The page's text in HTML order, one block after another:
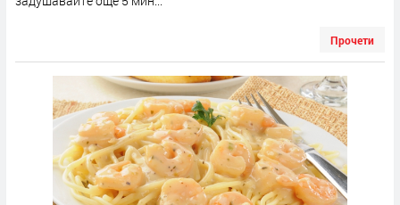
Прочети